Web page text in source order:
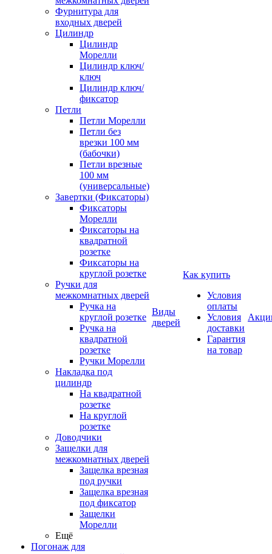
Фурнитура для
входных дверей
Цилиндр
Цилиндр
Морелли
Цилиндр ключ/
ключ
Цилиндр ключ/
фиксатор
Петли
Петли Морелли
Петли без
врезки 100 мм
(бабочки)
Петли врезные
100 мм
(универсальные)
Завертки (Фиксаторы)
Фиксаторы
Морелли
Фиксаторы на
квадратной
розетке
Фиксаторы на
круглой розетке
Ручки для
межкомнатных дверей
Ручка на
круглой розетке
Ручка на
квадратной
розетке
Ручки Морелли
Накладка под
цилиндр
На квадратной
розетке
На круглой
розетке
Доводчики
Защелки для
межкомнатных дверей
Защелка врезная
под ручки
Защелка врезная
под фиксатор
Защелки
Морелли
Ещё
Погонаж для
Виды
дверей
Как купить
Условия
оплаты
Условия
доставки
Гарантия
на товар